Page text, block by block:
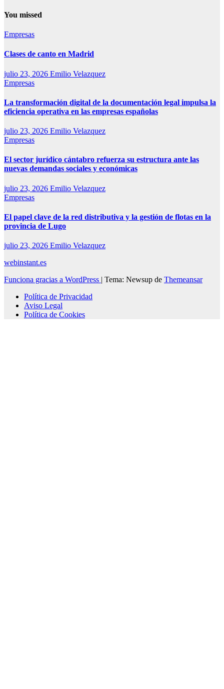
You missed
Empresas
Clases de canto en Madrid
julio 23, 2026 Emilio Velazquez
Empresas
La transformación digital de la documentación legal impulsa la
eficiencia operativa en las empresas españolas
julio 23, 2026 Emilio Velazquez
Empresas
El sector jurídico cántabro refuerza su estructura ante las
nuevas demandas sociales y económicas
julio 23, 2026 Emilio Velazquez
Empresas
El papel clave de la red distributiva y la gestión de flotas en la
provincia de Lugo
julio 23, 2026 Emilio Velazquez
webinstant.es
Funciona gracias a WordPress | Tema: Newsup de Themeansar
Política de Privacidad
Aviso Legal
Política de Cookies